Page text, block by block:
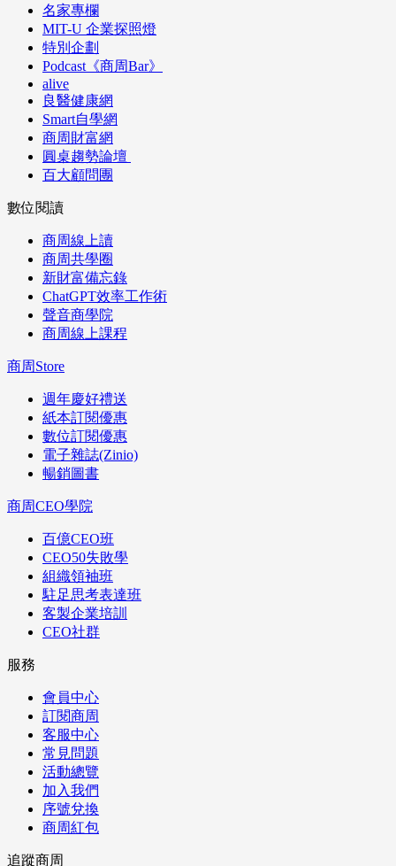
名家專欄
MIT-U 企業探照燈
特別企劃
Podcast《商周Bar》
alive
良醫健康網
Smart自學網
商周財富網
圓桌趨勢論壇
百大顧問團
數位閱讀
商周線上讀
商周共學圈
新財富備忘錄
ChatGPT效率工作術
聲音商學院
商周線上課程
商周Store
週年慶好禮送
紙本訂閱優惠
數位訂閱優惠
電子雜誌(Zinio)
暢銷圖書
商周CEO學院
百億CEO班
CEO50失敗學
組織領袖班
駐足思考表達班
客製企業培訓
CEO社群
服務
會員中心
訂閱商周
客服中心
常見問題
活動總覽
加入我們
序號兌換
商周紅包
追蹤商周